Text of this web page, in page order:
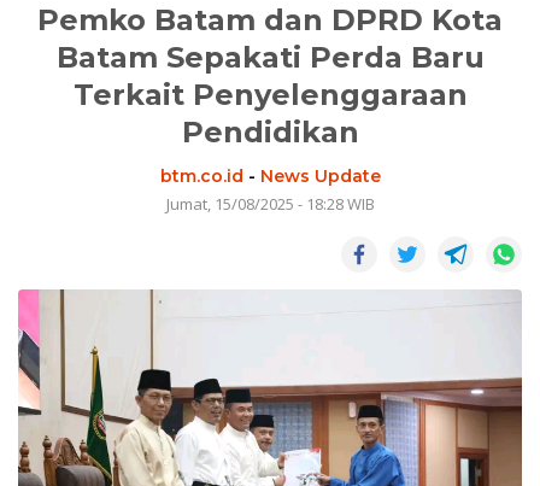
Pemko Batam dan DPRD Kota
Batam Sepakati Perda Baru
Terkait Penyelenggaraan
Pendidikan
btm.co.id - News Update
Jumat, 15/08/2025 - 18:28 WIB